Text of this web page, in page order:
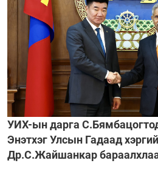
УИХ-ын дарга
Энэтхэг Улсын Гадаад
Др.С.Жайшанкар